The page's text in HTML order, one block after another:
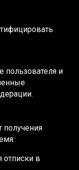
пользователя и
получения
отписки в